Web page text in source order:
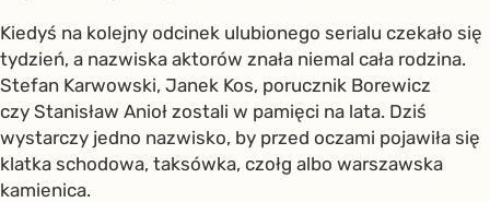
Kiedyś na kolejny odcinek ulubionego serialu czekało się
tydzień, a nazwiska aktorów znała niemal cała rodzina.
Stefan Karwowski, Janek Kos, porucznik Borewicz
czy Stanisław Anioł zostali w pamięci na lata. Dziś
wystarczy jedno nazwisko, by przed oczami pojawiła się
klatka schodowa, taksówka, czołg albo warszawska
kamienica.